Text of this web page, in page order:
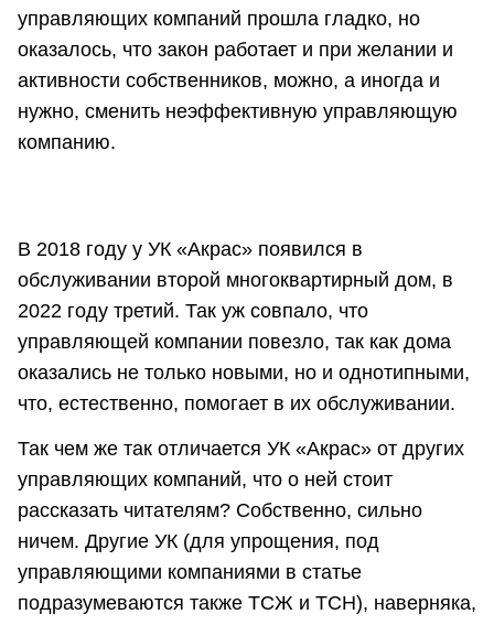
управляющих компаний прошла гладко, но
оказалось, что закон работает и при желании и
активности собственников, можно, а иногда и
нужно, сменить неэффективную управляющую
компанию.
В 2018 году у УК «Акрас» появился в
обслуживании второй многоквартирный дом, в
2022 году третий. Так уж совпало, что
управляющей компании повезло, так как дома
оказались не только новыми, но и однотипными,
что, естественно, помогает в их обслуживании.
Так чем же так отличается УК «Акрас» от других
управляющих компаний, что о ней стоит
рассказать читателям? Собственно, сильно
ничем. Другие УК (для упрощения, под
управляющими компаниями в статье
подразумеваются также ТСЖ и ТСН), наверняка,